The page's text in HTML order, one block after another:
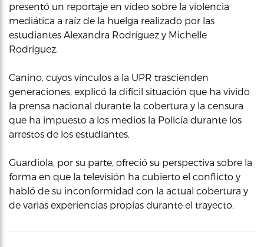
presentó un reportaje en vídeo sobre la violencia
mediática a raíz de la huelga realizado por las
estudiantes Alexandra Rodríguez y Michelle
Rodríguez.
Canino, cuyos vínculos a la UPR trascienden
generaciones, explicó la difícil situación que ha vivido
la prensa nacional durante la cobertura y la censura
que ha impuesto a los medios la Policía durante los
arrestos de los estudiantes.
Guardiola, por su parte, ofreció su perspectiva sobre la
forma en que la televisión ha cubierto el conflicto y
habló de su inconformidad con la actual cobertura y
de varias experiencias propias durante el trayecto.